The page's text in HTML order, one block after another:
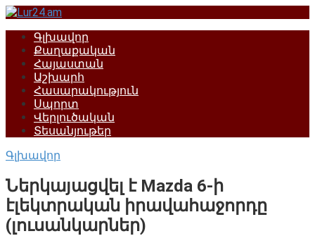
Перейти
контентуԳլխավոր
Քաղաքական
Հայաստան
Աշխարհ
Հասարակություն
Սպորտ
Վերլուծական
Տեսանյութեր
Գլխավոր
Ներկայացվել է Mazda 6-ի
էլեկտրական իրավահաջորդը
(լուսանկարներ)